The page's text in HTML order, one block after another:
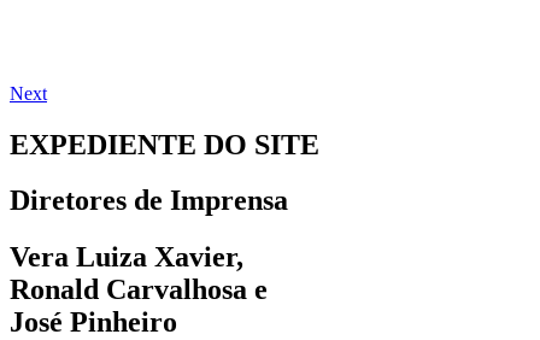
Next
EXPEDIENTE DO SITE
Diretores de Imprensa
Vera Luiza Xavier,
Ronald Carvalhosa e
José Pinheiro